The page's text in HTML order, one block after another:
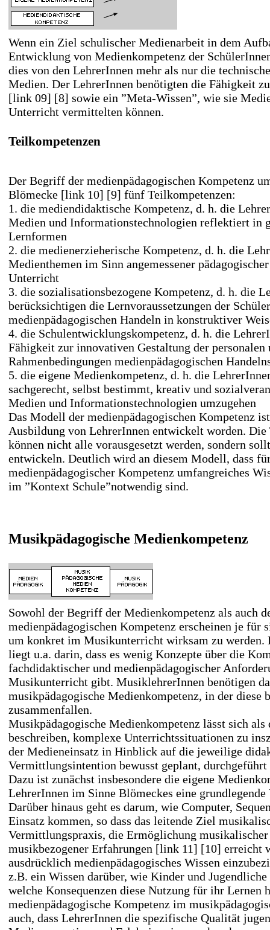
Wenn ein Ziel schulischer Medienarbeit in dem
Entwicklung von Medienkompetenz der
dies von den LehrerInnen mehr als nur die
Medien. Der LehrerInnen benötigten die Fähigkeit
[link 09] [8] sowie ein ”Meta-Wissen”, wie sie
Unterricht vermittelten können.
Teilkompetenzen
Der Begriff der medienpädagogischen Kompetenz
Blömecke [link 10] [9] fünf Teilkompetenzen:
1. die mediendidaktische Kompetenz, d. h. die
Medien und Informationstechnologien reflektiert in
Lernformen
2. die medienerzieherische Kompetenz, d. h. die
Medienthemen im Sinn angemessener
Unterricht
3. die sozialisationsbezogene Kompetenz, d. h. die
berücksichtigen die Lernvoraussetzungen der
medienpädagogischen Handeln in konstruktiver
4. die Schulentwicklungskompetenz, d. h. die
Fähigkeit zur innovativen Gestaltung der
Rahmenbedingungen medienpädagogischen
5. die eigene Medienkompetenz, d. h. die
sachgerecht, selbst bestimmt, kreativ und
Medien und Informationstechnologien umzugehen
Das Modell der medienpädagogischen Kompetenz
Ausbildung von LehrerInnen entwickelt worden. Die
können nicht alle vorausgesetzt werden, sondern
entwickeln. Deutlich wird an diesem Modell, dass
medienpädagogischer Kompetenz umfangreiches
im ”Kontext Schule”notwendig sind.
Musikpädagogische Medienkompetenz
Sowohl der Begriff der Medienkompetenz als auch
medienpädagogischen Kompetenz erscheinen je für
um konkret im Musikunterricht wirksam zu werden.
liegt u.a. darin, dass es wenig Konzepte über die
fachdidaktischer und medienpädagogischer
Musikunterricht gibt. MusiklehrerInnen benötigen
musikpädagogische Medienkompetenz, in der diese
zusammenfallen.
Musikpädagogische Medienkompetenz lässt sich
beschreiben, komplexe Unterrichtssituationen zu
der Medieneinsatz in Hinblick auf die jeweilige
Vermittlungsintention bewusst geplant,
Dazu ist zunächst insbesondere die eigene
LehrerInnen im Sinne Blömeckes eine grundlegende
Darüber hinaus geht es darum, wie Computer,
Einsatz kommen, so dass das leitende Ziel
Vermittlungspraxis, die Ermöglichung musikalischer
musikbezogener Erfahrungen [link 11] [10] erreicht
ausdrücklich medienpädagogisches Wissen
z.B. ein Wissen darüber, wie Kinder und
welche Konsequenzen diese Nutzung für ihr Lernen
medienpädagogische Kompetenz im
auch, dass LehrerInnen die spezifische Qualität